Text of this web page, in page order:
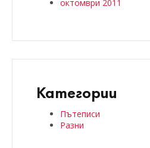
октомври 2011
Категории
Пътеписи
Разни